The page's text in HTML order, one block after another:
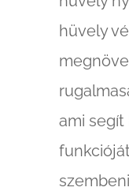
hüvely
ami